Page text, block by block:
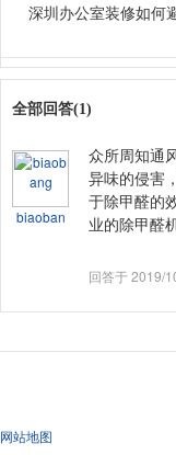
深圳办公室装修如何
全部回答(1)
biaoban
众所周知通
异味的侵害
于除甲醛的
业的除甲醛
回答于 2019/
网站地图